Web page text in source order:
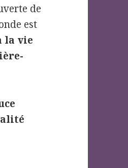
de
est
la vie